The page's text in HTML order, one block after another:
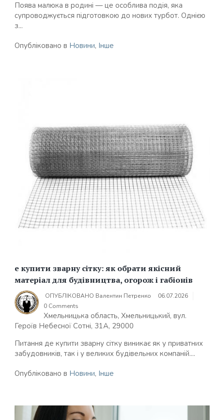
Поява малюка в родині — це особлива подія, яка
супроводжується підготовкою до нових турбот. Однією
з...
Опубліковано в Новини, Інше
е купити зварну сітку: як обрати якісний
матеріал для будівництва, огорож і габіонів
ОПУБЛІКОВАНО Валентин Петренко
06.07.2026
0 Comments
Хмельницька область, Хмельницький, вул.
Героїв Небесної Сотні, 31А, 29000
Питання де купити зварну сітку виникає як у приватних
забудовників, так і у великих будівельних компаній....
Опубліковано в Новини, Інше